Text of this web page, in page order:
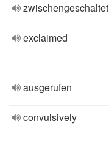
zwischengeschaltet
exclaimed
ausgerufen
convulsively